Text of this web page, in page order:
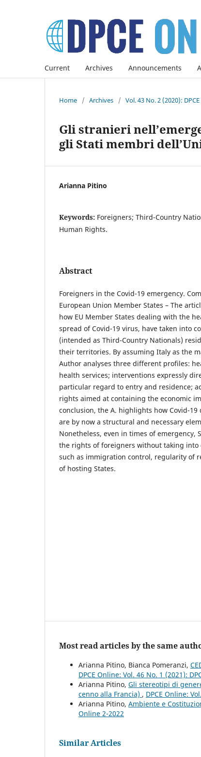
Current Archives Announcements
Home / Archives / Vol. 43 No. 2 (2020):
Gli stranieri
gli Stati membri
Arianna Pitino
Keywords: Foreigners; Third-Country
Human Rights.
Abstract
Foreigners in the Covid-19 emergency.
European Union Member States – The
how EU Member States dealing with the
spread of Covid-19 virus, have taken into
(intended as Third-Country Nationals)
their territories. By assuming Italy as the
Author analyses three different profiles:
health services; interventions expressly
particular regard to entry and residence;
rights aimed at containing the economic
conclusion, the A. highlights how Covid-
are by now a structural and necessary
Nonetheless, even in times of emergency,
the rights of foreigners without taking into
such as immigration control, regularity of
of hosting States.
Most read articles by the same
Arianna Pitino, Bianca Pomeranzi,
DPCE Online: Vol. 46 No. 1 (2021):
Arianna Pitino, Gli stereotipi di
cenno alla Francia) , DPCE Online:
Arianna Pitino, Ambiente e
Online 2-2022
Similar Articles